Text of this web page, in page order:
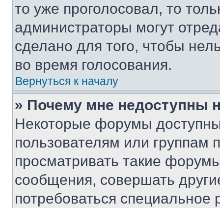
то уже проголосовал, то
администраторы могут
сделано для того, чтобы
во время голосования.
Вернуться к началу
» Почему мне недоступны
Некоторые форумы
пользователям или группам
просматривать такие
сообщения, совершать
потребоваться